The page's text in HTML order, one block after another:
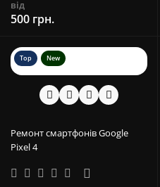
від
500 грн.
Top New
Ремонт смартфонів Google
Pixel 4